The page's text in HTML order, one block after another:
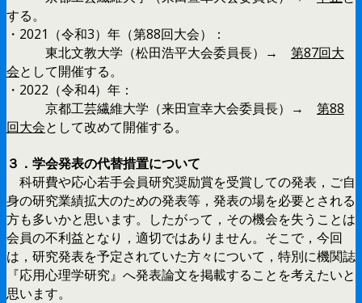
する。
・2021（令和3）年（第88回大会）：
東北文教大学（松田浩平大会委員長）→ 第87回大
会として開催する。
・2022（令和4）年：
京都工芸繊維大学（来田宣幸大会委員長）→ 第88
回大会として改めて開催する。
３．学会発表の代替措置について
科研費や応心若手会員研究奨励賞を受賞しての発表，ご自
身の研究業績拡大のための発表等，発表の場を必要とされる
方も多いかと思います。したがって，その機会を失うことは
会員の不利益となり，適切ではありません。そこで，今回
は，研究発表を予定されていた方々について，特別に機関誌
『応用心理学研究』へ発表論文を掲載することを考えたいと
思います。